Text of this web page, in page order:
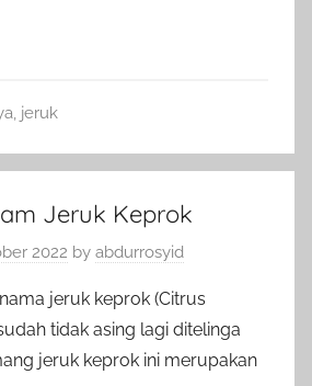
jeruk
Jeruk Keprok
2022 by abdurrosyid
jeruk keprok (Citrus
tidak asing lagi ditelinga
jeruk keprok ini merupakan